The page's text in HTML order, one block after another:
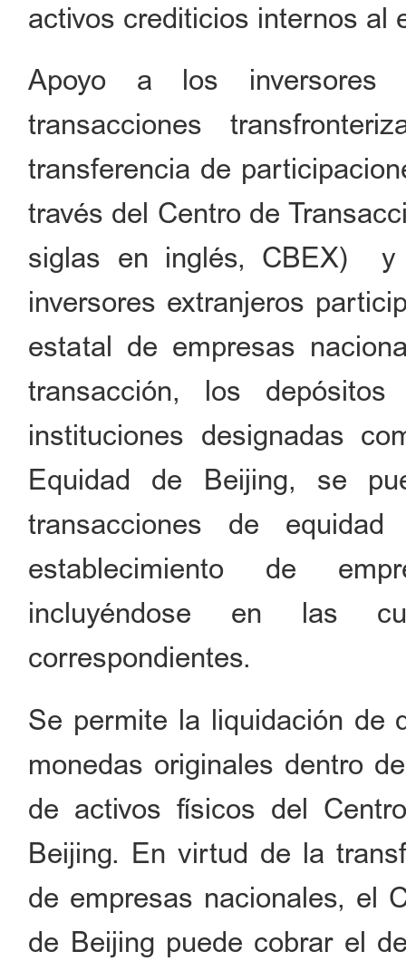
activos crediticios internos al
Apoyo a los inversores
transacciones
transferencia de
través del Centro de
siglas en inglés, CBEX) y
inversores extranjeros
estatal de empresas
transacción, los
instituciones designadas
Equidad de Beijing, se
transacciones de
establecimiento de
incluyéndose en las
correspondientes.
Se permite la liquidación de
monedas originales dentro
de activos físicos del
Beijing. En virtud de la
de empresas nacionales, el
de Beijing puede cobrar el